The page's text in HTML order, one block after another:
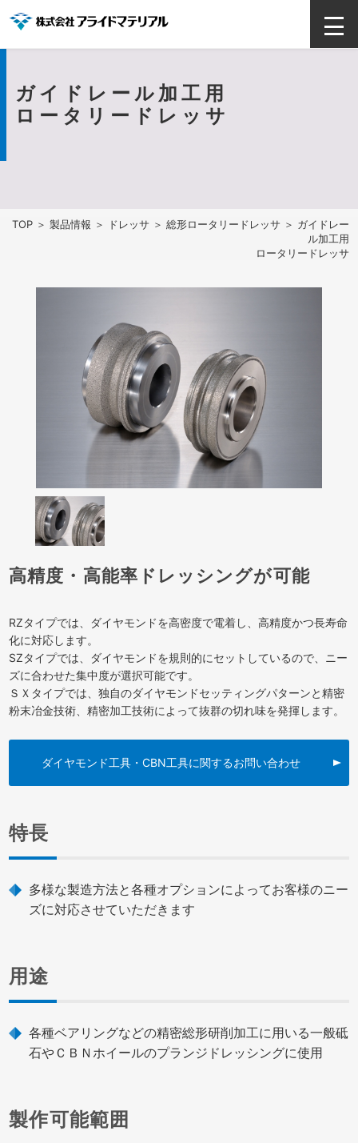
ガイドレール加工用
ロータリードレッサ
TOP＞ 製品情報 ＞ ドレッサ ＞ 総形ロータリードレッサ ＞ ガイドレー
ル加工用
ロータリードレッサ
高精度・高能率ドレッシングが可能
RZタイプでは、ダイヤモンドを高密度で電着し、高精度かつ長寿命
化に対応します。
SZタイプでは、ダイヤモンドを規則的にセットしているので、ニー
ズに合わせた集中度が選択可能です。
ＳＸタイプでは、独自のダイヤモンドセッティングパターンと精密
粉末冶金技術、精密加工技術によって抜群の切れ味を発揮します。
ダイヤモンド工具・CBN工具に関するお問い合わせ
特長
多様な製造方法と各種オプションによってお客様のニー
ズに対応させていただきます
用途
各種ベアリングなどの精密総形研削加工に用いる一般砥
石やＣＢＮホイールのプランジドレッシングに使用
製作可能範囲